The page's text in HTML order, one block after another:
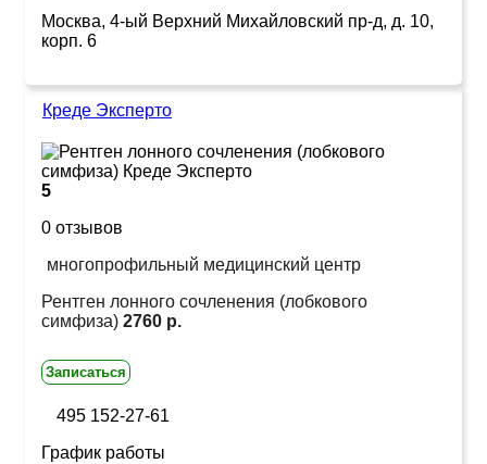
Москва, 4-ый Верхний Михайловский пр-д, д. 10,
корп. 6
Креде Эксперто
5
0 отзывов
многопрофильный медицинский центр
Рентген лонного сочленения (лобкового
симфиза) 2760 р.
Записаться
495 152-27-61
График работы